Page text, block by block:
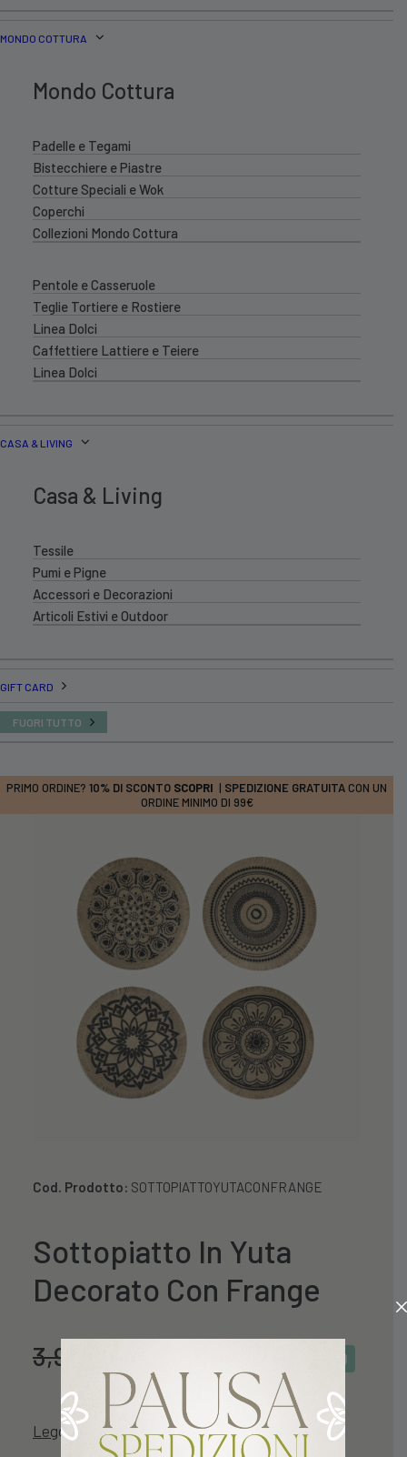
MONDO COTTURA
Mondo Cottura
Padelle e Tegami
Bistecchiere e Piastre
Cotture Speciali e Wok
Coperchi
Collezioni Mondo Cottura
Pentole e Casseruole
Teglie Tortiere e Rostiere
Linea Dolci
Caffettiere Lattiere e Teiere
Linea Dolci
CASA & LIVING
Casa & Living
Tessile
Pumi e Pigne
Accessori e Decorazioni
Articoli Estivi e Outdoor
GIFT CARD
FUORI TUTTO
PRIMO ORDINE? 10% DI SCONTO SCOPRI | SPEDIZIONE GRATUITA CON UN
ORDINE MINIMO DI 99€
Cod. Prodotto: SOTTOPIATTOYUTACONFRANGE
Sottopiatto In Yuta
Decorato Con Frange
3,99 PROMO
Leggi descrizione